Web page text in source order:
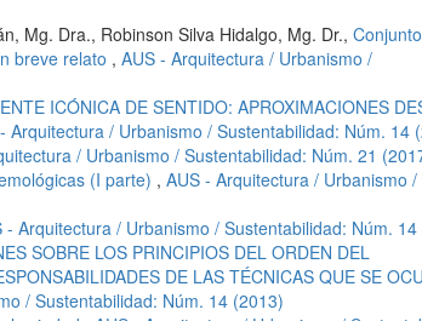
Mg. Dra., Robinson Silva Hidalgo, Mg. Dr., Conjunto
breve relato , AUS - Arquitectura / Urbanismo /
ICÓNICA DE SENTIDO: APROXIMACIONES
Arquitectura / Urbanismo / Sustentabilidad: Núm. 14
/ Urbanismo / Sustentabilidad: Núm. 21
(I parte) , AUS - Arquitectura / Urbanismo /
- Arquitectura / Urbanismo / Sustentabilidad: Núm.
SOBRE LOS PRINCIPIOS DEL ORDEN DEL
DE LAS TÉCNICAS QUE SE
/ Sustentabilidad: Núm. 14 (2013)